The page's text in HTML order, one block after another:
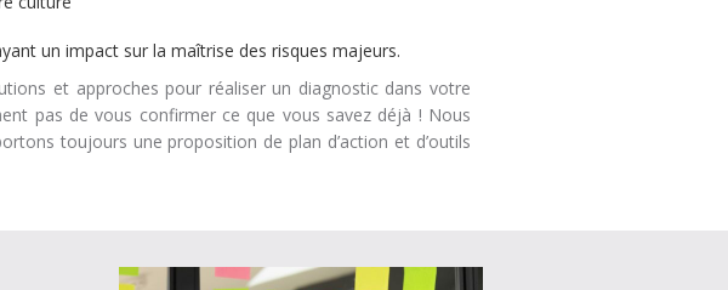
un impact sur la maîtrise des risques majeurs.
et approches pour réaliser un diagnostic dans votre
pas de vous confirmer ce que vous savez déjà ! Nous
toujours une proposition de plan d’action et d’outils